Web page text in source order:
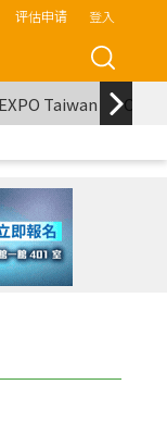
评估申请 登入
Taiwan